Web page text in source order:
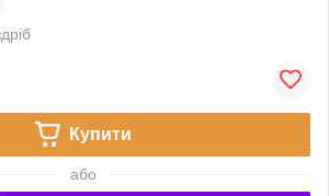
Купити
або